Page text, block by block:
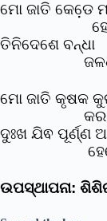
ମୋ ଜାତି କେଡେ଼
ହୋଇଛି
ତିନିଦେଶେ ବନ୍ଧା
ଜଳଧାରା
ମୋ ଜାତି କୃଷକ
କର
ଦୁଃଖ ଯିଵ ପୂର୍ଣ୍ଣ
ହେଲେ
ଉପସ୍ଥାପନା: